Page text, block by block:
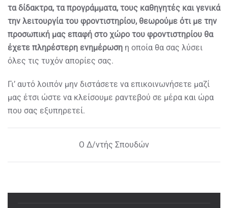
τα δίδακτρα, τα προγράμματα, τους καθηγητές και γενικά
την λειτουργία του φροντιστηρίου, θεωρούμε ότι με την
προσωπική μας επαφή στο χώρο του φροντιστηρίου θα
έχετε πληρέστερη ενημέρωση η οποία θα σας λύσει
όλες τις τυχόν απορίες σας.
Γι’ αυτό λοιπόν μην διστάσετε να επικοινωνήσετε μαζί
μας έτσι ώστε να κλείσουμε ραντεβού σε μέρα και ώρα
που σας εξυπηρετεί.
Ο Δ/ντής Σπουδών